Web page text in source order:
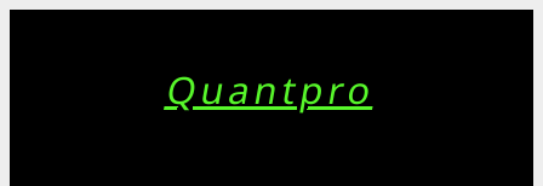
Quantpro